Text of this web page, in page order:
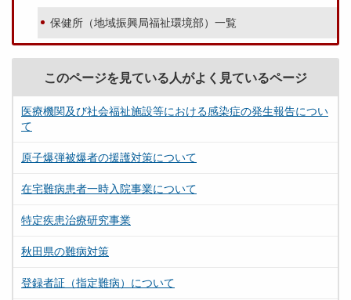
保健所（地域振興局福祉環境部）一覧
このページを見ている人がよく見ているページ
医療機関及び社会福祉施設等における感染症の発生報告につい
て
原子爆弾被爆者の援護対策について
在宅難病患者一時入院事業について
特定疾患治療研究事業
秋田県の難病対策
登録者証（指定難病）について